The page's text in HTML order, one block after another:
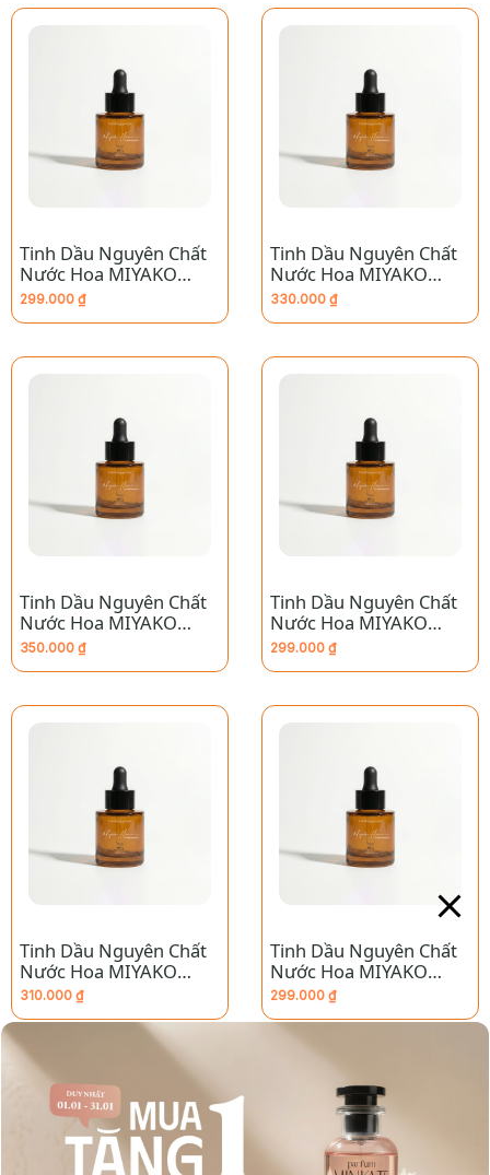
Tinh Dầu Nguyên Chất
Nước Hoa MIYAKO
HOME – Rose 31
299.000 ₫
Tinh Dầu Nguyên Chất
Nước Hoa MIYAKO
HOME – Mjacobs
Perfect
330.000 ₫
Tinh Dầu Nguyên Chất
Nước Hoa MIYAKO
HOME – LV Moon
350.000 ₫
Tinh Dầu Nguyên Chất
Nước Hoa MIYAKO
HOME – L’ombre des
Merveilles
299.000 ₫
Tinh Dầu Nguyên Chất
Nước Hoa MIYAKO
HOME – Homme A La
Rose
310.000 ₫
Tinh Dầu Nguyên Chất
Nước Hoa MIYAKO
HOME – Cool Water
299.000 ₫